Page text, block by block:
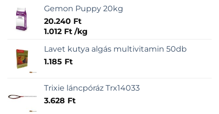
Gemon Puppy 20kg
20.240 Ft
1.012 Ft /kg
Lavet kutya algás multivitamin 50db
1.185 Ft
Trixie láncpóráz Trx14033
3.628 Ft